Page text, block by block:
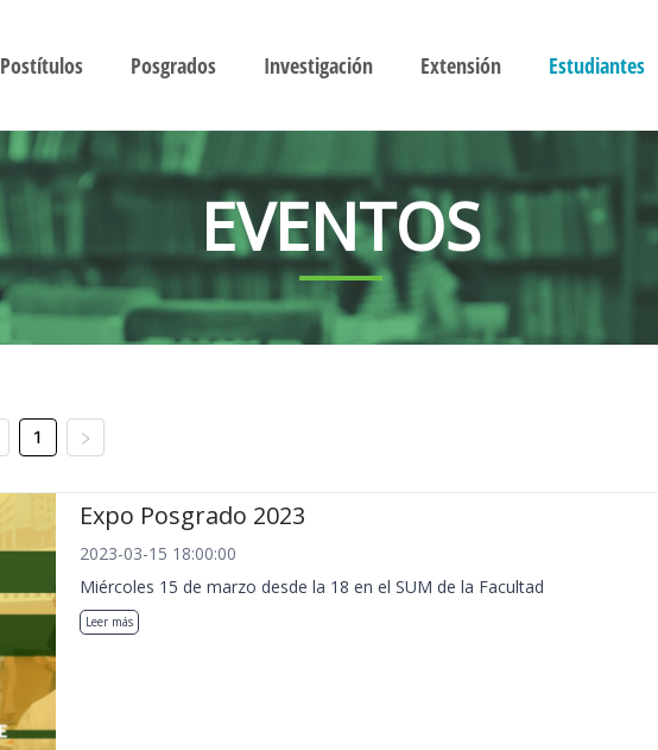
Postítulos Posgrados Investigación Extensión Estudiantes
EVENTOS
1
Expo Posgrado 2023
2023-03-15 18:00:00
Miércoles 15 de marzo desde la 18 en el SUM de la Facultad
Leer más